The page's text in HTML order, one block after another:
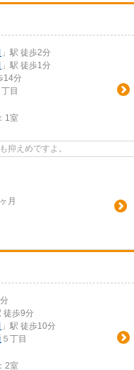
」駅 徒歩2分
」駅 徒歩1分
14分
丁目
1室
抑えめですよ。
月
徒歩9分
」駅 徒歩10分
５丁目
2室